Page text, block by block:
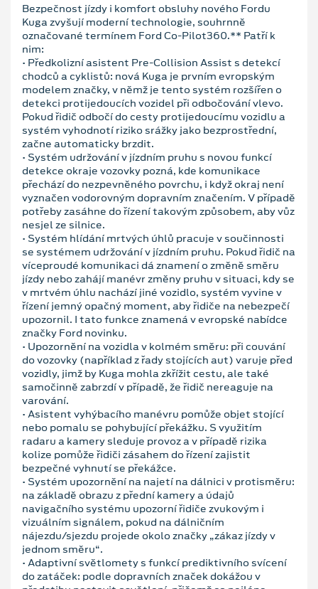
Bezpečnost jízdy i komfort obsluhy nového Fordu
Kuga zvyšují moderní technologie, souhrnně
označované termínem Ford Co-Pilot360.** Patří k
nim:
• Předkolizní asistent Pre-Collision Assist s detekcí
chodců a cyklistů: nová Kuga je prvním evropským
modelem značky, v němž je tento systém rozšířen o
detekci protijedoucích vozidel při odbočování vlevo.
Pokud řidič odbočí do cesty protijedoucímu vozidlu a
systém vyhodnotí riziko srážky jako bezprostřední,
začne automaticky brzdit.
• Systém udržování v jízdním pruhu s novou funkcí
detekce okraje vozovky pozná, kde komunikace
přechází do nezpevněného povrchu, i když okraj není
vyznačen vodorovným dopravním značením. V případě
potřeby zasáhne do řízení takovým způsobem, aby vůz
nesjel ze silnice.
• Systém hlídání mrtvých úhlů pracuje v součinnosti
se systémem udržování v jízdním pruhu. Pokud řidič na
víceproudé komunikaci dá znamení o změně směru
jízdy nebo zahájí manévr změny pruhu v situaci, kdy se
v mrtvém úhlu nachází jiné vozidlo, systém vyvine v
řízení jemný opačný moment, aby řidiče na nebezpečí
upozornil. I tato funkce znamená v evropské nabídce
značky Ford novinku.
• Upozornění na vozidla v kolmém směru: při couvání
do vozovky (například z řady stojících aut) varuje před
vozidly, jimž by Kuga mohla zkřížit cestu, ale také
samočinně zabrzdí v případě, že řidič nereaguje na
varování.
• Asistent vyhýbacího manévru pomůže objet stojící
nebo pomalu se pohybující překážku. S využitím
radaru a kamery sleduje provoz a v případě rizika
kolize pomůže řidiči zásahem do řízení zajistit
bezpečné vyhnutí se překážce.
• Systém upozornění na najetí na dálnici v protisměru:
na základě obrazu z přední kamery a údajů
navigačního systému upozorní řidiče zvukovým i
vizuálním signálem, pokud na dálničním
nájezdu/sjezdu projede okolo značky „zákaz jízdy v
jednom směru“.
• Adaptivní světlomety s funkcí prediktivního svícení
do zatáček: podle dopravních značek dokážou v